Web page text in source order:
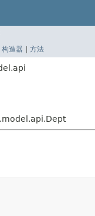
构造器 | 方法